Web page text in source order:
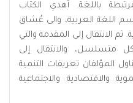
باللغة. أُهدي الكتاب
اللغة العربية، والى عُشاق
ثم الانتقال إلى المقدمة والتي
والانتقال إلى
(15 - 32) حيث تناول المؤلفان تعريفات التنمية
والاقتصادية والاجتماعية